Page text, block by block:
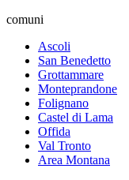
comuni
Ascoli
San Benedetto
Grottammare
Monteprandone
Folignano
Castel di Lama
Offida
Val Tronto
Area Montana